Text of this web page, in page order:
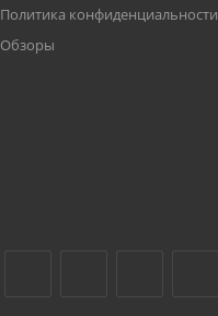
Политика конфиденциальности
Обзоры